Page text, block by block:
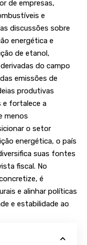
de empresas,
e
discussões sobre
energética e
de etanol,
do campo
emissões de
produtivas
e fortalece a
menos
o setor
energética, o país
suas fontes
fiscal. No
é
e alinhar políticas
e estabilidade ao